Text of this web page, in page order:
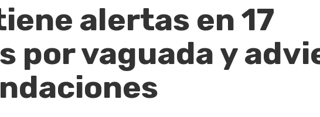
alertas en 17
por vaguada y